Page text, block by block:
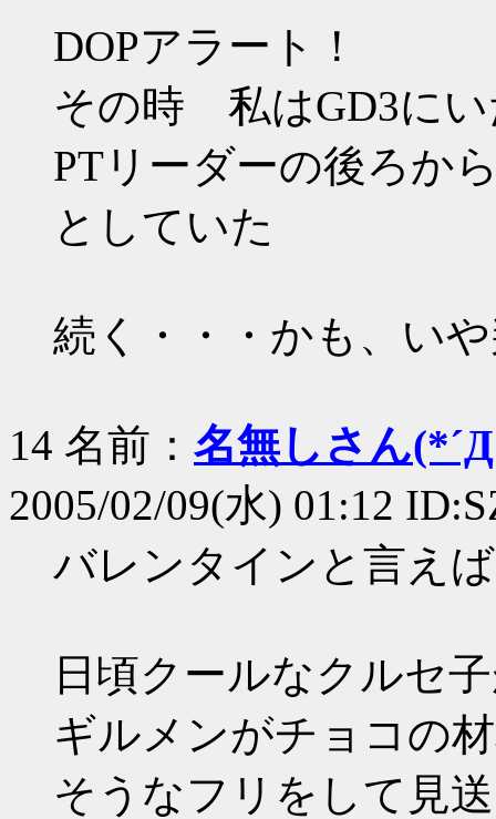
DOPアラート！
その時 私はGD3に
PTリーダーの後ろか
としていた
続く・・・かも、い
14 名前： 名無しさん
2005/02/09(水) 01:12
バレンタインと言え
日頃クールなクルセ
ギルメンがチョコの
そうなフリをして見